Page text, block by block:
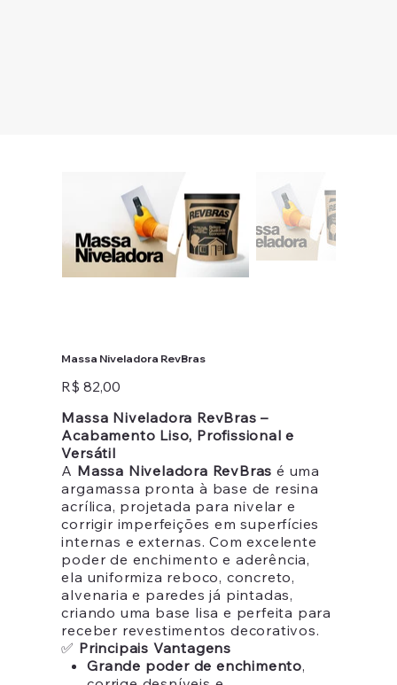
Massa Niveladora RevBras
Preço
R$ 82,00
Massa Niveladora RevBras –
Acabamento Liso, Profissional e
Versátil
A Massa Niveladora RevBras é uma
argamassa pronta à base de resina
acrílica, projetada para nivelar e
corrigir imperfeições em superfícies
internas e externas. Com excelente
poder de enchimento e aderência,
ela uniformiza reboco, concreto,
alvenaria e paredes já pintadas,
criando uma base lisa e perfeita para
receber revestimentos decorativos.
✅ Principais Vantagens
Grande poder de enchimento,